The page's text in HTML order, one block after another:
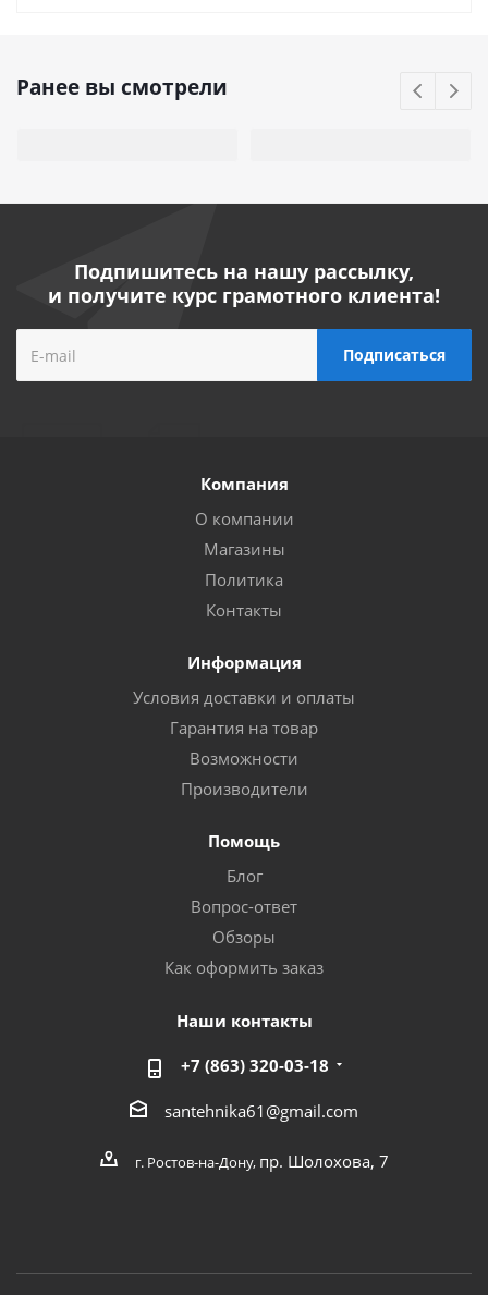
Ранее вы смотрели
Подпишитесь на нашу рассылку,
и получите курс грамотного клиента!
Компания
О компании
Магазины
Политика
Контакты
Информация
Условия доставки и оплаты
Гарантия на товар
Возможности
Производители
Помощь
Блог
Вопрос-ответ
Обзоры
Как оформить заказ
Наши контакты
+7 (863) 320-03-18
santehnika61@gmail.com
г. Ростов-на-Дону, пр. Шолохова, 7